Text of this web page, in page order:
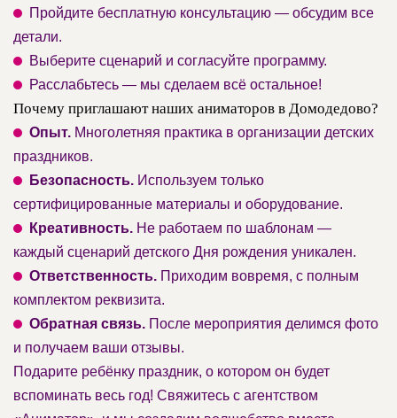
Пройдите бесплатную консультацию — обсудим все
детали.
Выберите сценарий и согласуйте программу.
Расслабьтесь — мы сделаем всё остальное!
Почему приглашают наших аниматоров в Домодедово?
Опыт. Многолетняя практика в организации детских
праздников.
Безопасность. Используем только
сертифицированные материалы и оборудование.
Креативность. Не работаем по шаблонам —
каждый сценарий детского Дня рождения уникален.
Ответственность. Приходим вовремя, с полным
комплектом реквизита.
Обратная связь. После мероприятия делимся фото
и получаем ваши отзывы.
Подарите ребёнку праздник, о котором он будет
вспоминать весь год! Свяжитесь с агентством